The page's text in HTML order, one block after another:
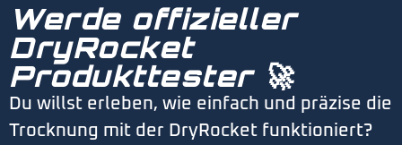
Werde offizieller
DryRocket
Produkttester 🚀
Du willst erleben, wie einfach und präzise die
Trocknung mit der DryRocket funktioniert?